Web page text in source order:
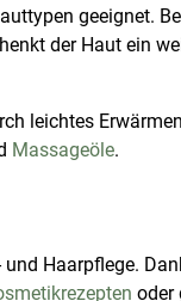
geeignet.
der Haut ein
leichtes
Massageöle.
Haarpflege.
oder